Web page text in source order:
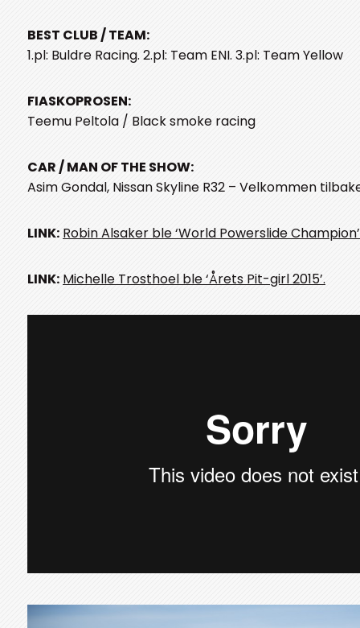
BEST CLUB / TEAM:
1.pl: Buldre Racing. 2.pl: Team ENI. 3.pl: Team Yellow
FIASKOPROSEN:
Teemu Peltola / Black smoke racing
CAR / MAN OF THE SHOW:
Asim Gondal, Nissan Skyline R32 – Velkommen
LINK: Robin Alsaker ble ‘World Powerslide Champion’
LINK: Michelle Trosthoel ble ‘Årets Pit-girl 2015’.